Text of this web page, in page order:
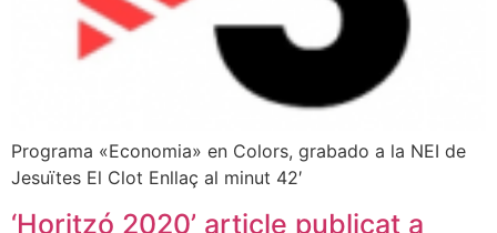
Programa «Economia» en Colors, grabado a la NEI de
Jesuïtes El Clot Enllaç al minut 42′
‘Horitzó 2020’ article publicat a